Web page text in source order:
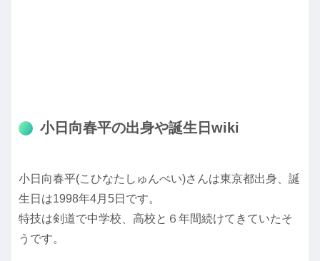
小日向春平の出身や誕生日wiki
小日向春平(こひなたしゅんぺい)さんは東京都出身、誕
生日は1998年4月5日です。
特技は剣道で中学校、高校と６年間続けてきていたそ
うです。